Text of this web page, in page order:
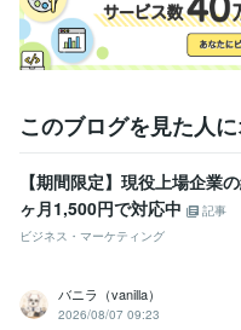
このブログを見た人
【期間限定】現役上場企業
ヶ月1,500円で対応中
記事
ビジネス・マーケティング
バニラ（vanilla）
2026/08/07 09:23